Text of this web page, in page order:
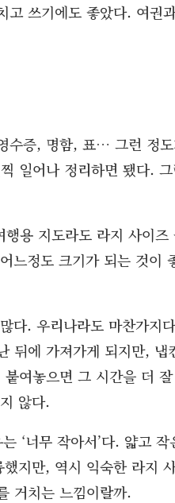
고 쓰기에도 좋았다. 여권
수증, 명함, 표… 그런 정
일어나 정리하면 됐다.
용 지도라도 라지 사이즈
느정도 크기가 되는 것이
다. 우리나라도 마찬가지
뒤에 가져가게 되지만, 냅
여놓으면 그 시간을 더 잘
않다.
‘너무 작아서’다. 얇고 작
지만, 역시 익숙한 라지
거치는 느낌이랄까.